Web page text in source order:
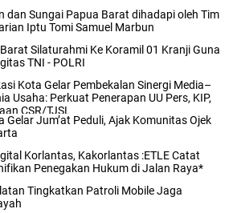
dan Sungai Papua Barat dihadapi oleh Tim
Iptu Tomi Samuel Marbun
Silaturahmi Ke Koramil 01 Kranji Guna
TNI - POLRI
Kota Gelar Pembekalan Sinergi Media–
Usaha: Perkuat Penerapan UU Pers, KIP,
CSR/TJSL
Gelar Jum’at Peduli, Ajak Komunitas Ojek
Korlantas, Kakorlantas :ETLE Catat
Penegakan Hukum di Jalan Raya*
Tingkatkan Patroli Mobile Jaga